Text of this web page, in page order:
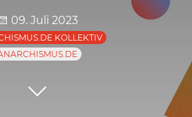
09. Juli 2023
KOLLEKTIV